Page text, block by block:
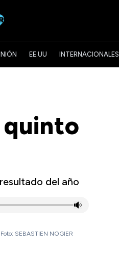
EE.UU INTERNACIONALES
del año
SEBASTIEN NOGIER